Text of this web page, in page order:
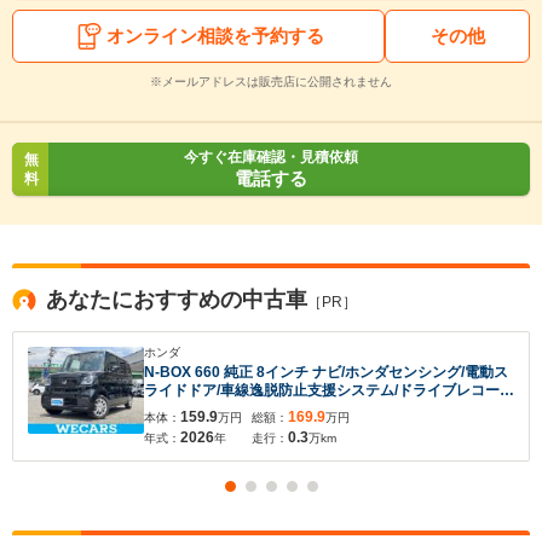
オンライン相談を予約する その他
※メールアドレスは販売店に公開されません
無
料
今すぐ在庫確認・見積依頼
電話する
あなたにおすすめの中古車 ［PR］
ホンダ
N-BOX 660 純正 8インチ ナビ/ホンダセンシング/電動ス
ライドドア/車線逸脱防止支援システム/ドライブレコーダ
ー 純正/ヘッドランプ LED/USBジャック/Bluetooth接
続/EBD付ABS
本体： 159.9万円
年式： 2026年
総額： 169.9万円
走行： 0.3万km
入力途中の情報を保存しますか？
いいえ はい